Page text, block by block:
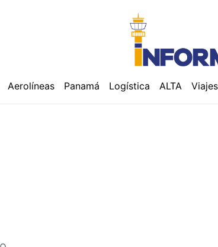
Aerolíneas Panamá Logística ALTA